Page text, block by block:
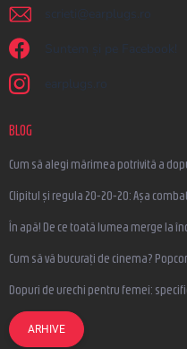
scrieti @ earplugs.ro
Suntem și pe Facebook!
earplugs.ro
BLOG
Cum să alegi mărimea potrivită a
Clipitul și regula 20-20-20: Așa
În apă! De ce toată lumea merge la
Cum să vă bucurați de cinema?
Dopuri de urechi pentru femei:
ARHIVE